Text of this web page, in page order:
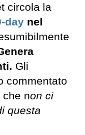
circola la
day nel
Gli
commentato
che non ci
questa